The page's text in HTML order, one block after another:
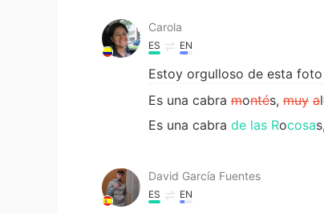
Carola
ES EN
Estoy orgulloso de esta
Es una cabra montés, muy al
Es una cabra de las Rocosas,
David García Fuentes
ES EN